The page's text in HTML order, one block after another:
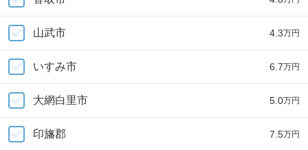
山武市 4.3万円
いすみ市 6.7万円
大網白里市 5.0万円
印旛郡 7.5万円